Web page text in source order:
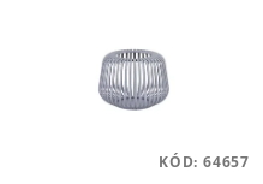
KÓD: 64657